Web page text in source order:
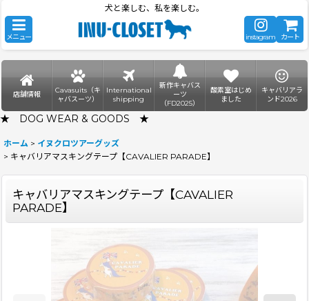
犬と楽しむ、私を楽しむ。
メニュー instagram カート
店舗情報
Cavasuits（キ
ャバスーツ）
International
shipping
新作キャバス
ーツ
（FD2025）
酸素室はじめ
ました
キャバリアラ
ンド2026
★ DOG WEAR & GOODS ★
ホーム > イヌクロツアーグッズ
> キャバリアマスキングテープ【CAVALIER PARADE】
キャバリアマスキングテープ【CAVALIER
PARADE】